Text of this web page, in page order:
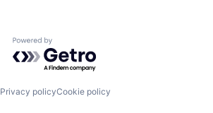
Powered by Getro.com
Privacy policyCookie policy